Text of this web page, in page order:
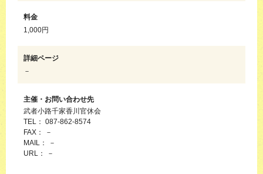
料金
1,000円
詳細ページ
－
主催・お問い合わせ先
武者小路千家香川官休会
TEL： 087-862-8574
FAX： －
MAIL： －
URL： －